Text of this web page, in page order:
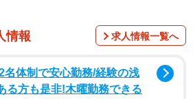
情報 求人情報一覧へ
名体制で安心勤務/経験の浅
る方も是非!木曜勤務できる